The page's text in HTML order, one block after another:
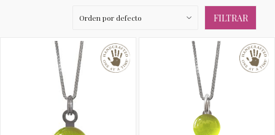
FILTRAR